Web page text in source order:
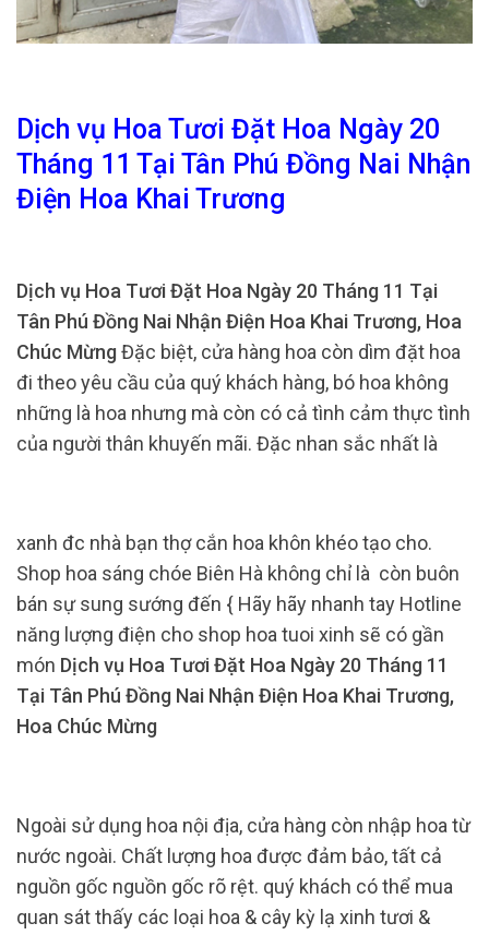
Dịch vụ Hoa Tươi Đặt Hoa Ngày 20
Tháng 11 Tại Tân Phú Đồng Nai Nhận
Điện Hoa Khai Trương
Dịch vụ Hoa Tươi Đặt Hoa Ngày 20 Tháng 11 Tại
Tân Phú Đồng Nai Nhận Điện Hoa Khai Trương, Hoa
Chúc MừngĐặc biệt, cửa hàng hoa còn dìm đặt hoa
đi theo yêu cầu của quý khách hàng, bó hoa không
những là hoa nhưng mà còn có cả tình cảm thực tình
của người thân khuyến mãi. Đặc nhan sắc nhất là
xanh đc nhà bạn thợ cắn hoa khôn khéo tạo cho.
Shop hoa sáng chóe Biên Hà không chỉ là còn buôn
bán sự sung sướng đến { Hãy hãy nhanh tay Hotline
năng lượng điện cho shop hoa tuoi xinh sẽ có gần
món Dịch vụ Hoa Tươi Đặt Hoa Ngày 20 Tháng 11
Tại Tân Phú Đồng Nai Nhận Điện Hoa Khai Trương,
Hoa Chúc Mừng
Ngoài sử dụng hoa nội địa, cửa hàng còn nhập hoa từ
nước ngoài. Chất lượng hoa được đảm bảo, tất cả
nguồn gốc nguồn gốc rõ rệt. quý khách có thể mua
quan sát thấy các loại hoa & cây kỳ lạ xinh tươi &